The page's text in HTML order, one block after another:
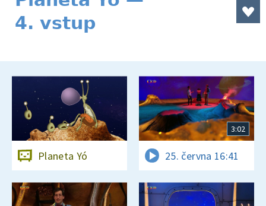
4. vstup
Planeta Yó
3:02
25. června 16:41